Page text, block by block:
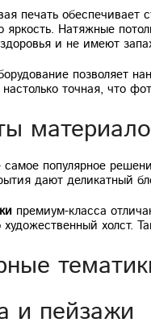
печать
яркость. Натяжные
и не имеют
позволяет
точная, что
популярное
дают деликатный
премиум-класса
холст.
и пейзажи